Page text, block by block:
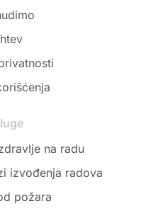
na radu
izvođenja radova
požara